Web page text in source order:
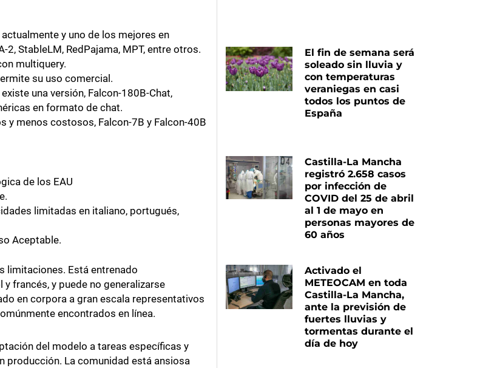
y uno de los mejores en
StableLM, RedPajama, MPT, entre otros.
multiquery.
su uso comercial.
una versión, Falcon-180B-Chat,
en formato de chat.
y menos costosos, Falcon-7B y Falcon-40B
de los EAU
limitadas en italiano, portugués,
Aceptable.
limitaciones. Está entrenado
francés, y puede no generalizarse
en corpora a gran escala representativos
encontrados en línea.
del modelo a tareas específicas y
producción. La comunidad está ansiosa
El fin de semana será
soleado sin lluvia y
con temperaturas
veraniegas en casi
todos los puntos de
España
Castilla-La Mancha
registró 2.658 casos
por infección de
COVID del 25 de abril
al 1 de mayo en
personas mayores de
60 años
Activado el
METEOCAM en toda
Castilla-La Mancha,
ante la previsión de
fuertes lluvias y
tormentas durante el
día de hoy